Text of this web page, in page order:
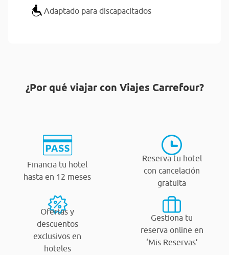
Adaptado para discapacitados
¿Por qué viajar con Viajes Carrefour?
Financia tu hotel
hasta en 12 meses
Reserva tu hotel
con cancelación
gratuita
Ofertas y
descuentos
exclusivos en
hoteles
Gestiona tu
reserva online en
‘Mis Reservas’